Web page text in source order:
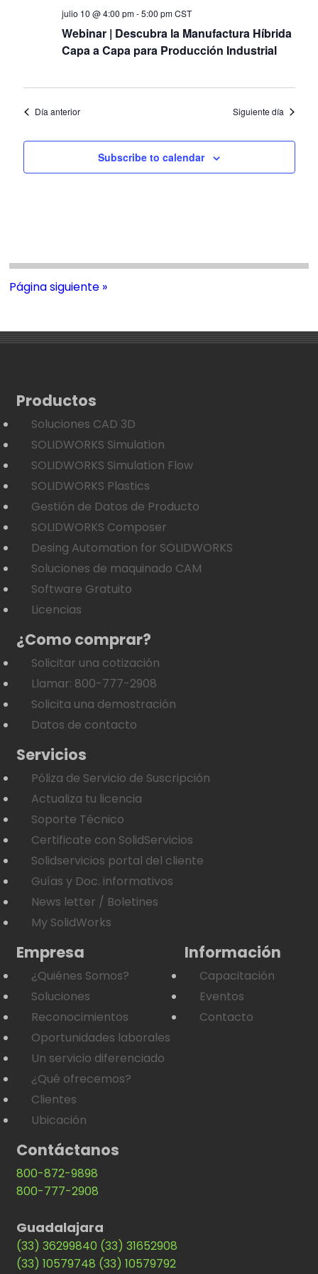
julio 10 @ 4:00 pm-5:00 pm CST
Webinar | Descubra la Manufactura Híbrida
Capa a Capa para Producción Industrial
Día anterior Siguiente día
Subscribe to calendar
Página siguiente »
Productos
Soluciones CAD 3D
SOLIDWORKS Simulation
SOLIDWORKS Simulation Flow
SOLIDWORKS Plastics
Gestión de Datos de Producto
SOLIDWORKS Composer
Desing Automation for SOLIDWORKS
Soluciones de maquinado CAM
Software Gratuito
Licencias
¿Como comprar?
Solicitar una cotización
Llamar: 800-777-2908
Solicita una demostración
Datos de contacto
Servicios
Póliza de Servicio de Suscripción
Actualiza tu licencia
Soporte Técnico
Certificate con SolidServicios
Solidservicios portal del cliente
Guías y Doc. informativos
News letter / Boletines
My SolidWorks
Empresa
¿Quiénes Somos?
Soluciones
Reconocimientos
Oportunidades laborales
Un servicio diferenciado
¿Qué ofrecemos?
Clientes
Ubicación
Información
Capacitación
Eventos
Contacto
Contáctanos
800-872-9898
800-777-2908
Guadalajara
(33) 36299840 (33) 31652908
(33) 10579748 (33) 10579792